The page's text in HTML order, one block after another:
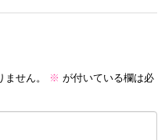
せん。 ※ が付いている欄は必